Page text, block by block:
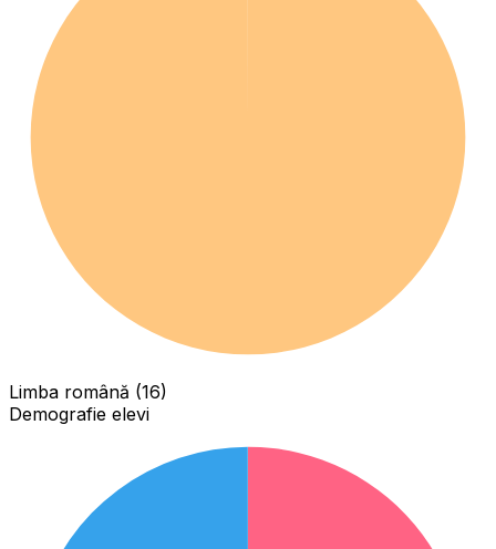
Limba română (16)
Demografie elevi